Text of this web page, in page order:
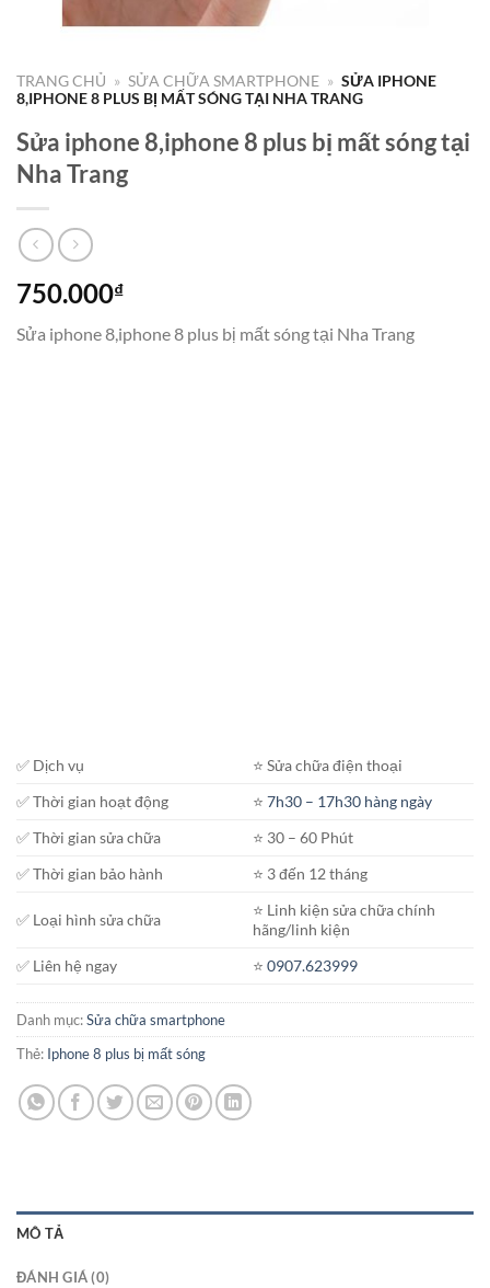
TRANG CHỦ » SỬA CHỮA SMARTPHONE » SỬA IPHONE
8,IPHONE 8 PLUS BỊ MẤT SÓNG TẠI NHA TRANG
Sửa iphone 8,iphone 8 plus bị mất sóng tại
Nha Trang
750.000₫
Sửa iphone 8,iphone 8 plus bị mất sóng tại Nha Trang
✅ Dịch vụ
⭐️ Sửa chữa điện thoại
✅ Thời gian hoạt động
⭐️7h30 – 17h30 hàng ngày
✅ Thời gian sửa chữa
⭐️ 30 – 60 Phút
✅ Thời gian bảo hành
⭐️ 3 đến 12 tháng
✅ Loại hình sửa chữa
⭐️ Linh kiện sửa chữa chính
hãng/linh kiện
✅ Liên hệ ngay
⭐️0907.623999
Danh mục:Sửa chữa smartphone
Thẻ: Iphone 8 plus bị mất sóng
MÔ TẢ
ĐÁNH GIÁ (0)